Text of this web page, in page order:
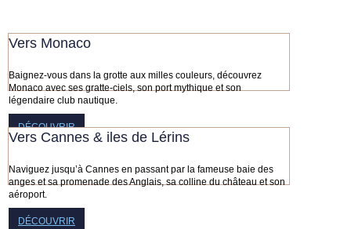
Vers Monaco
Baignez-vous dans la grotte aux milles couleurs, découvrez
Monaco avec ses gratte-ciels, son port mythique et son
légendaire club nautique.
DÉCOUVRIR
Vers Cannes & iles de Lérins
Naviguez jusqu’à Cannes en passant par la fameuse baie des
anges et sa promenade des Anglais, sa colline du château et son
aéroport.
DÉCOUVRIR